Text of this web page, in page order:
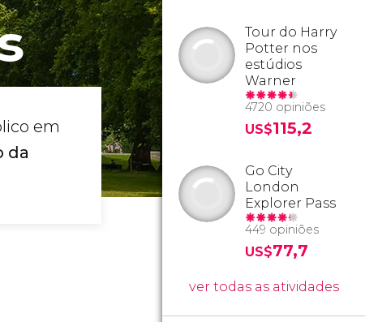
em
da
Tour do Harry
Potter nos
estúdios
Warner
4720 opiniões
US$115,2
Go City
London
Explorer Pass
449 opiniões
US$77,7
ver todas as atividades